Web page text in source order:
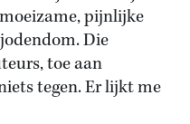
pijnlijke
Die
toe aan
tegen. Er lijkt me